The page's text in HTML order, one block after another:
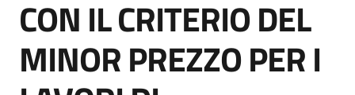
CON IL CRITERIO DEL
MINOR PREZZO PER I